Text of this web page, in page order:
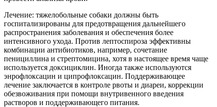
Лечение: тяжелобольные собаки должны быть
госпитализированы для предотвращения дальнейшего
распространения заболевания и обеспечения более
интенсивного ухода. Против лептоспироза эффективны
комбинации антибиотиков, например, сочетание
пенициллина и стрептомицина, хотя в настоящее время чаще
используется доксициклин. Иногда также используются
энрофлоксацин и ципрофлоксацин. Поддерживающее
лечение заключается в контроле рвоты и диареи, коррекции
обезвоживания при помощи внутривенного введения
растворов и поддерживающего питания.